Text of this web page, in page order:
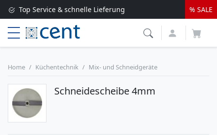
Top Service & schnelle Lieferung
Versandkostenfrei ab 250 EUR*
Lieferung nur 1-2 Werktage
% SALE
Home Küchentechnik Mix- und Schneidgeräte
Schneidescheibe 4mm